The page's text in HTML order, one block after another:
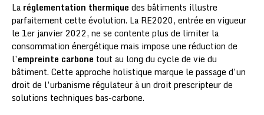
La réglementation thermique des bâtiments illustre
parfaitement cette évolution. La RE2020, entrée en vigueur
le 1er janvier 2022, ne se contente plus de limiter la
consommation énergétique mais impose une réduction de
l’empreinte carbone tout au long du cycle de vie du
bâtiment. Cette approche holistique marque le passage d’un
droit de l’urbanisme régulateur à un droit prescripteur de
solutions techniques bas-carbone.